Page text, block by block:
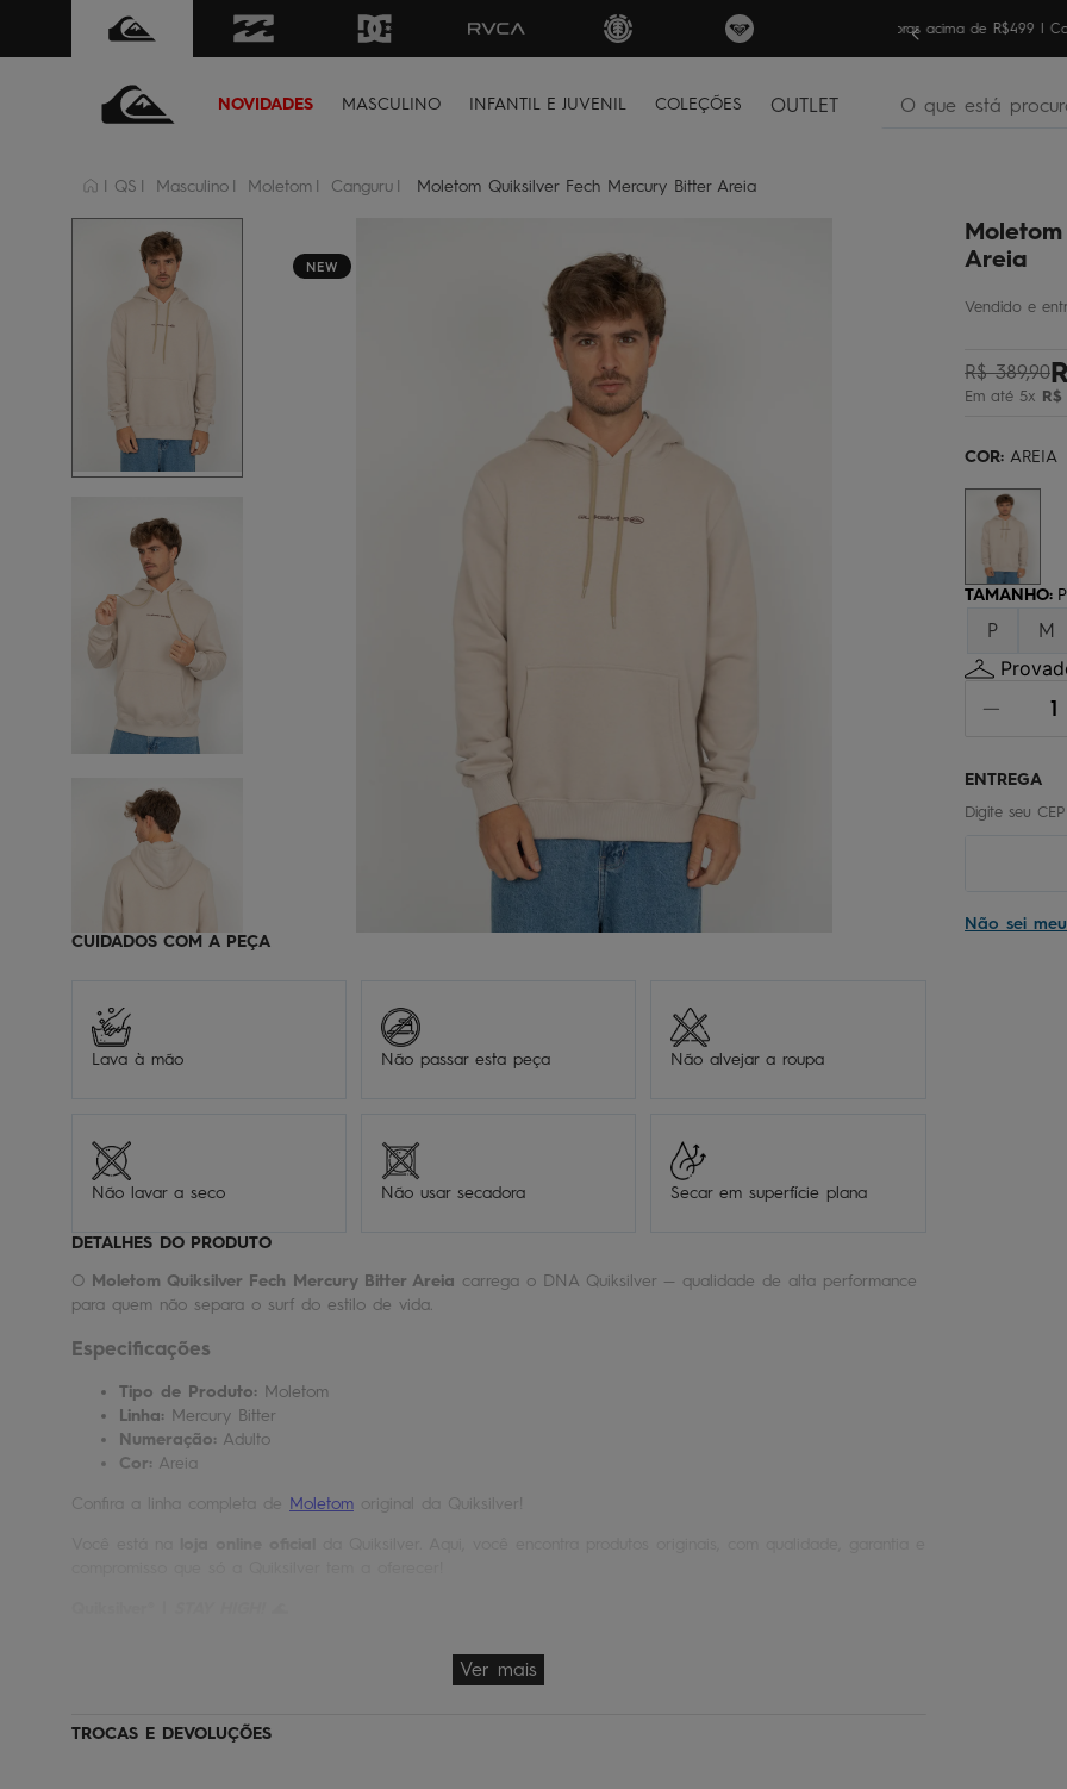
FRETE GRÁTIS para todo Brasil nas compras acima de R$499 | Consulte as Regras Sua
NOVIDADES MASCULINO INFANTIL E JUVENIL COLEÇÕES OUTLET
O que está
QS Masculino Moletom Canguru Moletom Quiksilver Fech Mercury Bitter Areia
NEW
CUIDADOS COM A PEÇA
Lava à mão Não passar esta peça Não alvejar a roupa
Não lavar a seco Não usar secadora Secar em superfície plana
DETALHES DO PRODUTO
O Moletom Quiksilver Fech Mercury Bitter Areia carrega o DNA Quiksilver — qualidade de alta performance
para quem não separa o surf do estilo de vida.
Especificações
Tipo de Produto: Moletom
Linha: Mercury Bitter
Numeração: Adulto
Cor: Areia
Confira a linha completa de Moletom original da Quiksilver!
Ver mais
TROCAS E DEVOLUÇÕES
Areia
R$ 389,90
Em até 5x R$
COR: AREIA
TAMANHO: P
P M
Não sei
camiseta
4º bermuda
regata
6º óculos
7º jaqueta
10